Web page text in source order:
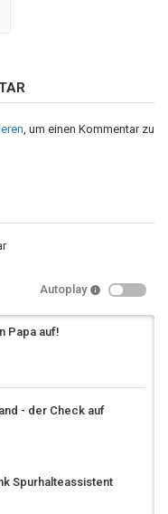
, um einen Kommentar zu
Autoplay
Papa auf!
- der Check auf
Spurhalteassistent